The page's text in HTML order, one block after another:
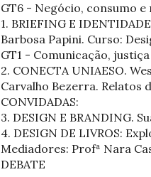
GT6 - Negócio, consumo e
1. BRIEFING E
Barbosa Papini. Curso:
GT1 - Comunicação,
2. CONECTA UNIAESO.
Carvalho Bezerra. Relatos
CONVIDADAS:
3. DESIGN E BRANDING.
4. DESIGN DE LIVROS:
Mediadores: Profª Nara
DEBATE